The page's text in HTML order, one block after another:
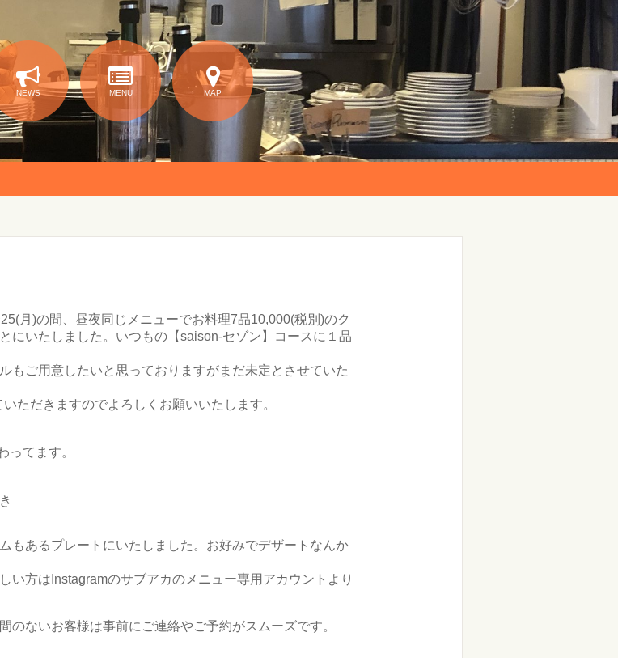
NEWS MENU MAP
月)の間、昼夜同じメニューでお料理7品10,000(税別)のク
にいたしました。いつもの【saison-セゾン】コースに１品
もご用意したいと思っておりますがまだ未定とさせていた
ただきますのでよろしくお願いいたします。
ってます。
もあるプレートにいたしました。お好みでデザートなんか
い方はInstagramのサブアカのメニュー専用アカウントより
のないお客様は事前にご連絡やご予約がスムーズです。